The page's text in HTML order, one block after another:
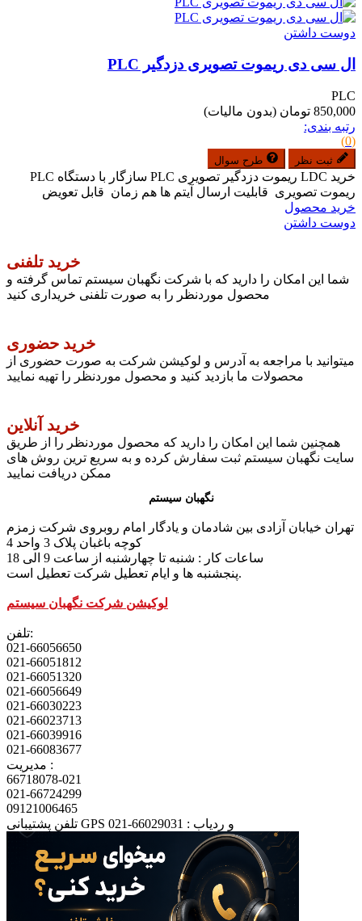
دوست داشتن
ال سی دی ریموت تصویری دزدگیر PLC
PLC
850,000 تومان
(بدون مالیات)
رتبه بندی:
(0)
ثبت نظر طرح سوال
خرید LDC ریموت دزدگیر تصویری PLC سازگار با دستگاه PLC
ریموت تصویری قابلیت ارسال آیتم ها هم زمان قابل تعویض
خرید محصول
دوست داشتن
خرید تلفنی
شما این امکان را دارید که با شرکت نگهبان سیستم تماس گرفته و
محصول موردنظر را به صورت تلفنی خریداری کنید
خرید حضوری
میتوانید با مراجعه به آدرس و لوکیشن شرکت به صورت حضوری از
محصولات ما بازدید کنید و محصول موردنظر را تهیه نمایید
خرید آنلاین
همچنین شما این امکان را دارید که محصول موردنظر را از طریق
سایت نگهبان سیستم ثبت سفارش کرده و به سریع ترین روش های
ممکن دریافت نمایید
نگهبان سیستم
تهران خیابان آزادی بین شادمان و یادگار امام روبروی شرکت زمزم
کوچه باغبان پلاک 3 واحد 4
پنجشنبه ها و ایام تعطیل شرکت تعطیل است.
لوکیشن شرکت نگهبان سیستم
تلفن:
021-66056650
021-66051812
021-66051320
021-66056649
021-66030223
021-66023713
021-66039916
021-66083677
مدیریت :
66718078-021
021-66724299
09121006465
تلفن پشتیبانی GPS و ردیاب : 66029031-021